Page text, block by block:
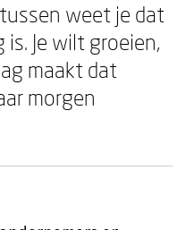
weet je dat
Je wilt groeien,
maakt dat
morgen